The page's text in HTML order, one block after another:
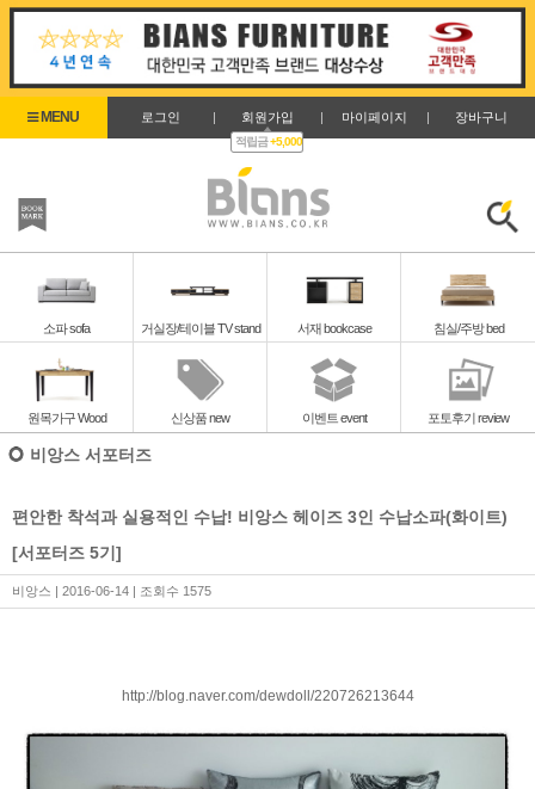
로그인 | 회원가입 |
적립금+5,000
마이페이지 | 장바구니
소파 sofa 거실장/테이블 TV stand 서재 bookcase 침실/주방 bed
원목가구 Wood 신상품 new 이벤트 event 포토후기 review
비앙스 서포터즈
편안한 착석과 실용적인 수납! 비앙스 헤이즈 3인 수납소파(화이트)
[서포터즈 5기]
비앙스 | 2016-06-14 | 조회수 1575
http://blog.naver.com/dewdoll/220726213644